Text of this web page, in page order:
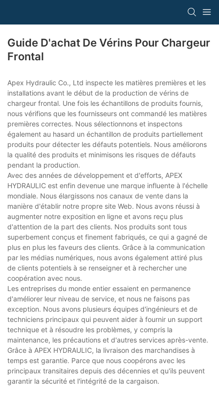
Guide D'achat De Vérins Pour Chargeur
Frontal
Apex Hydraulic Co., Ltd inspecte les matières premières et les
installations avant le début de la production de vérins de
chargeur frontal. Une fois les échantillons de produits fournis,
nous vérifions que les fournisseurs ont commandé les matières
premières correctes. Nous sélectionnons et inspectons
également au hasard un échantillon de produits partiellement
produits pour détecter les défauts potentiels. Nous améliorons
la qualité des produits et minimisons les risques de défauts
pendant la production.
Avec des années de développement et d'efforts, APEX
HYDRAULIC est enfin devenue une marque influente à l'échelle
mondiale. Nous élargissons nos canaux de vente dans la
manière d'établir notre propre site Web. Nous avons réussi à
augmenter notre exposition en ligne et avons reçu plus
d'attention de la part des clients. Nos produits sont tous
superbement conçus et finement fabriqués, ce qui a gagné de
plus en plus les faveurs des clients. Grâce à la communication
par les médias numériques, nous avons également attiré plus
de clients potentiels à se renseigner et à rechercher une
coopération avec nous.
Les entreprises du monde entier essaient en permanence
d'améliorer leur niveau de service, et nous ne faisons pas
exception. Nous avons plusieurs équipes d'ingénieurs et de
techniciens principaux qui peuvent aider à fournir un support
technique et à résoudre les problèmes, y compris la
maintenance, les précautions et d'autres services après-vente.
Grâce à APEX HYDRAULIC, la livraison des marchandises à
temps est garantie. Parce que nous coopérons avec les
principaux transitaires depuis des décennies et qu'ils peuvent
garantir la sécurité et l'intégrité de la cargaison.